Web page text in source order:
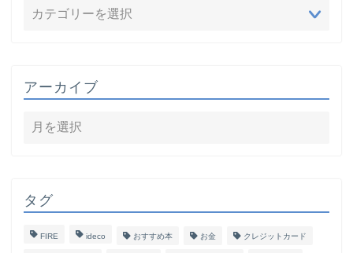
アーカイブ
タグ
FIRE ideco おすすめ本 お金 クレジットカード